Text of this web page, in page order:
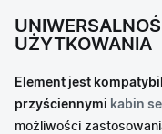
UŻYTKOWANIA
Element jest
przyściennymi kabin
możliwości